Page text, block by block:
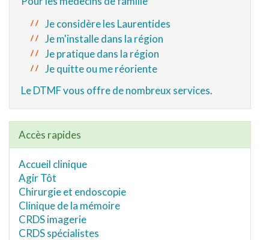
Je considère les Laurentides
Je m'installe dans la région
Je pratique dans la région
Je quitte ou me réoriente
Le DTMF vous offre de nombreux services.
Accès rapides
Accueil clinique
Agir Tôt
Chirurgie et endoscopie
Clinique de la mémoire
CRDS imagerie
CRDS spécialistes